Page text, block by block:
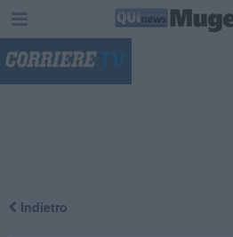
Indietro